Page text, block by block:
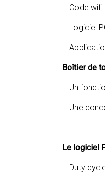
– Code wifi
– Logiciel
–
Boîtier de
– Un
– Une
Le logiciel
– Duty